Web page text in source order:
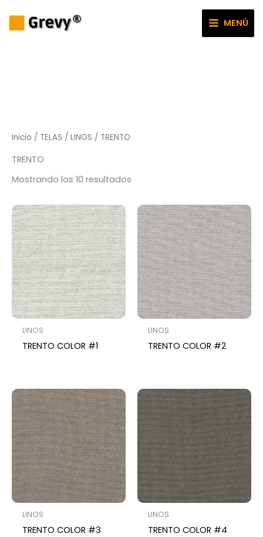
MENÚ
Inicio / TELAS / LINOS / TRENTO
TRENTO
Mostrando los 10 resultados
LINOS
TRENTO COLOR #1
LINOS
TRENTO COLOR #2
LINOS
TRENTO COLOR #3
LINOS
TRENTO COLOR #4